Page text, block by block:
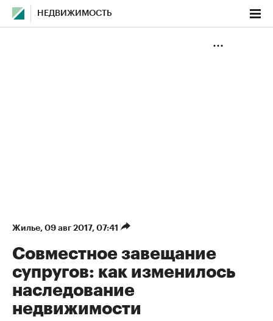
НЕДВИЖИМОСТЬ
Жилье⁠, 09 авг 2017, 07:41
Совместное завещание
супругов: как изменилось
наследование
недвижимости